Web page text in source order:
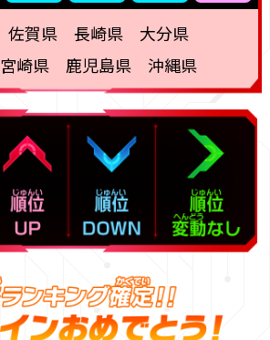
佐賀県 長崎県 大分県
崎県 鹿児島県 沖縄県